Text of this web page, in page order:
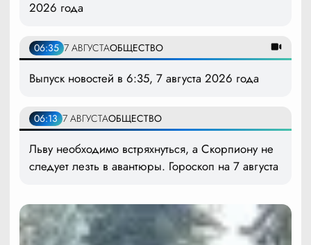
2026 года
06:35 7 АВГУСТАОБЩЕСТВО
Выпуск новостей в 6:35, 7 августа 2026 года
06:13 7 АВГУСТАОБЩЕСТВО
Льву необходимо встряхнуться, а Скорпиону не
следует лезть в авантюры. Гороскоп на 7 августа